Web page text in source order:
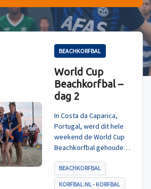
BEACHKORFBAL
World Cup
Beachkorfbal –
dag 2
In Costa da Caparica,
Portugal, werd dit hele
weekend de World Cup
Beachkorfbal gehouden.
tegen België, die
eindigde in shoot-outs,
BEACHKORFBAL
KORFBAL.NL - KORFBAL